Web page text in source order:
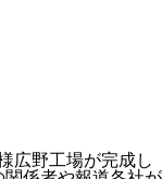
広野工場が完成し